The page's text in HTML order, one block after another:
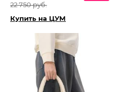
22 750 руб.
Купить на ЦУМ